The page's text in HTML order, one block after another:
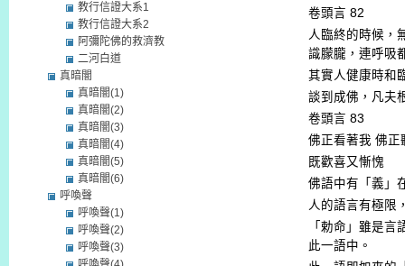
卷頭言 82
人臨終的時候，
識朦朧，連呼吸
其實人健康時和
談到成佛，凡夫
卷頭言 83
佛正看著我 佛正
既歡喜又慚愧
佛語中有「義」
人的語言有極限
「勅命」雖是
此一語中。
教行信證大系1
教行信證大系2
阿彌陀佛的救濟教
二河白道
真暗闇
真暗闇(1)
真暗闇(2)
真暗闇(3)
真暗闇(4)
真暗闇(5)
真暗闇(6)
呼喚聲
呼喚聲(1)
呼喚聲(2)
呼喚聲(3)